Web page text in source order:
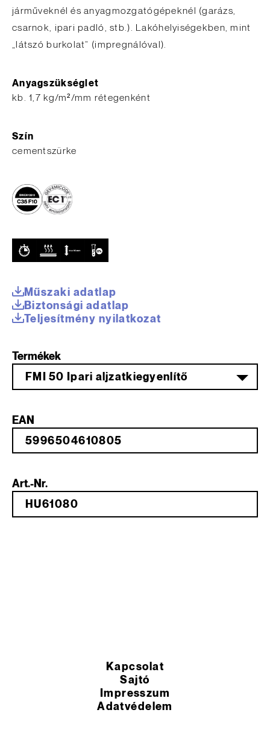
járműveknél és anyagmozgatógépeknél (garázs,
csarnok, ipari padló, stb.). Lakóhelyiségekben, mint
„látszó burkolat” (impregnálóval).
Anyagszükséglet
kb. 1,7 kg/m²/mm rétegenként
Szín
cementszürke
Műszaki adatlap
Biztonsági adatlap
Teljesítmény nyilatkozat
Termékek
FMI 50 Ipari aljzatkiegyenlítő
EAN
Art.-Nr.
Kapcsolat
Sajtó
Impresszum
Adatvédelem